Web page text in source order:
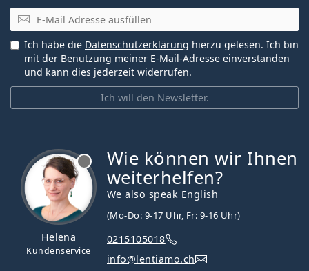
E-Mail
Ich will den Newsletter.
Ich habe die Datenschutzerklärung hierzu gelesen. Ich bin
mit der Benutzung meiner E-Mail-Adresse einverstanden
und kann dies jederzeit widerrufen.
Helena
Kundenservice
Wie können wir Ihnen
weiterhelfen?
We also speak English
(Mo-Do: 9-17 Uhr, Fr: 9-16 Uhr)
0215105018
info@lentiamo.ch